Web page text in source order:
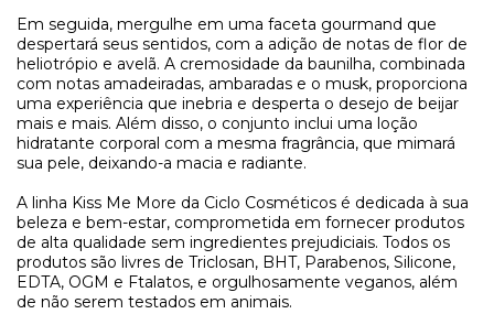
Em seguida, mergulhe em uma faceta gourmand que
despertará seus sentidos, com a adição de notas de flor de
heliotrópio e avelã. A cremosidade da baunilha, combinada
com notas amadeiradas, ambaradas e o musk, proporciona
uma experiência que inebria e desperta o desejo de beijar
mais e mais. Além disso, o conjunto inclui uma loção
hidratante corporal com a mesma fragrância, que mimará
sua pele, deixando-a macia e radiante.
A linha Kiss Me More da Ciclo Cosméticos é dedicada à sua
beleza e bem-estar, comprometida em fornecer produtos
de alta qualidade sem ingredientes prejudiciais. Todos os
produtos são livres de Triclosan, BHT, Parabenos, Silicone,
EDTA, OGM e Ftalatos, e orgulhosamente veganos, além
de não serem testados em animais.